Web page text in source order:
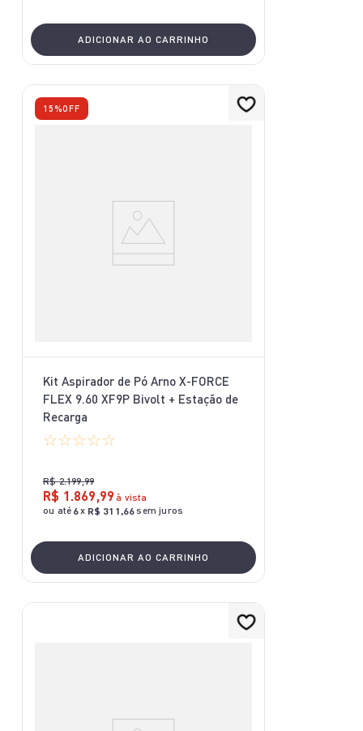
ADICIONAR AO CARRINHO
15%OFF
Kit Aspirador de Pó Arno X-FORCE
FLEX 9.60 XF9P Bivolt + Estação de
Recarga
☆☆☆☆☆
R$ 2.199,99
R$ 1 .869,99 à vista
ou até 6x R$ 311 ,66sem juros
ADICIONAR AO CARRINHO